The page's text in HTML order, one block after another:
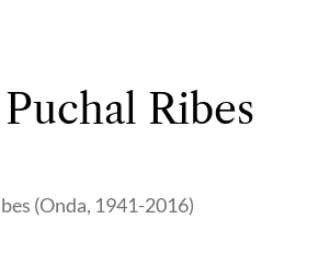
Ribes
(Onda, 1941-2016)